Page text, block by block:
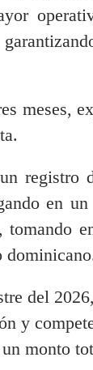
meses,
registro
en
del
y
monto